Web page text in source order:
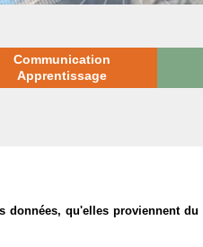
Communication
Apprentissage
données, qu'elles proviennent du